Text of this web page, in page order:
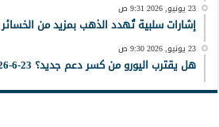
23 يونيو, 2026 9:31 ص
إشارات سلبية تُهدد الذهب بمزيد من الخسائر 23-6-2026
23 يونيو, 2026 9:30 ص
هل يقترب اليورو من كسر دعم جديد؟ 23-6-2026